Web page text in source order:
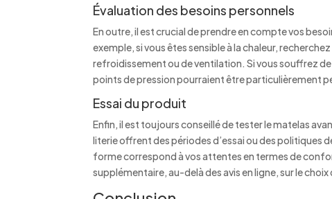
Évaluation des besoins personnels
En outre, il est crucial de prendre en compte vos
exemple, si vous êtes sensible à la chaleur,
refroidissement ou de ventilation. Si vous souffrez
points de pression pourraient être particulièrement
Essai du produit
Enfin, il est toujours conseillé de tester le matelas
literie offrent des périodes d’essai ou des politiques
forme correspond à vos attentes en termes de
supplémentaire, au-delà des avis en ligne, sur le